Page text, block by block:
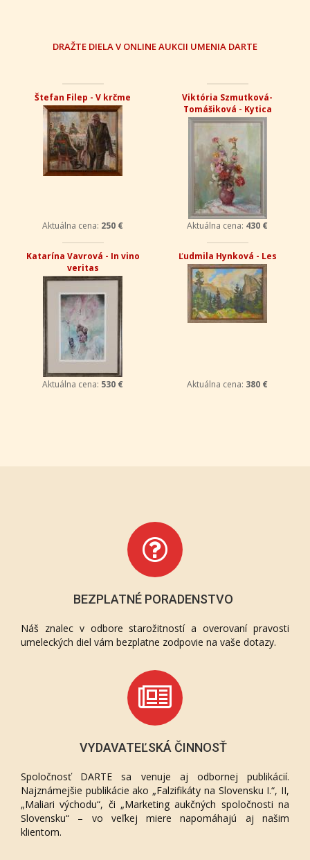
DRAŽTE DIELA V ONLINE AUKCII UMENIA DARTE
Štefan Filep - V krčme
Aktuálna cena: 250 €
Viktória Szmutková-
Tomášiková - Kytica
Aktuálna cena: 430 €
Katarína Vavrová - In vino
veritas
Aktuálna cena: 530 €
Ľudmila Hynková - Les
Aktuálna cena: 380 €
BEZPLATNÉ PORADENSTVO
Náš znalec v odbore starožitností a overovaní pravosti
umeleckých diel vám bezplatne zodpovie na vaše dotazy.
VYDAVATEĽSKÁ ČINNOSŤ
Spoločnosť DARTE sa venuje aj odbornej publikácií.
Najznámejšie publikácie ako „Falzifikáty na Slovensku I.“, II,
„Maliari východu“, či „Marketing aukčných spoločnosti na
Slovensku“ – vo veľkej miere napomáhajú aj našim
klientom.